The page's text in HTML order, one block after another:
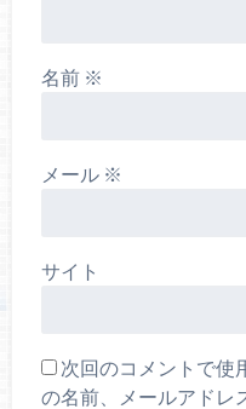
名前 ※
メール ※
サイト
次回のコメントで使
の名前、メールアドレ